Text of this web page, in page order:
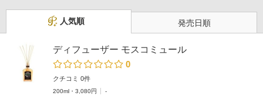
人気順 発売日順
ディフューザー モスコミュール
0
クチコミ 0件
200ml・3,080円
-